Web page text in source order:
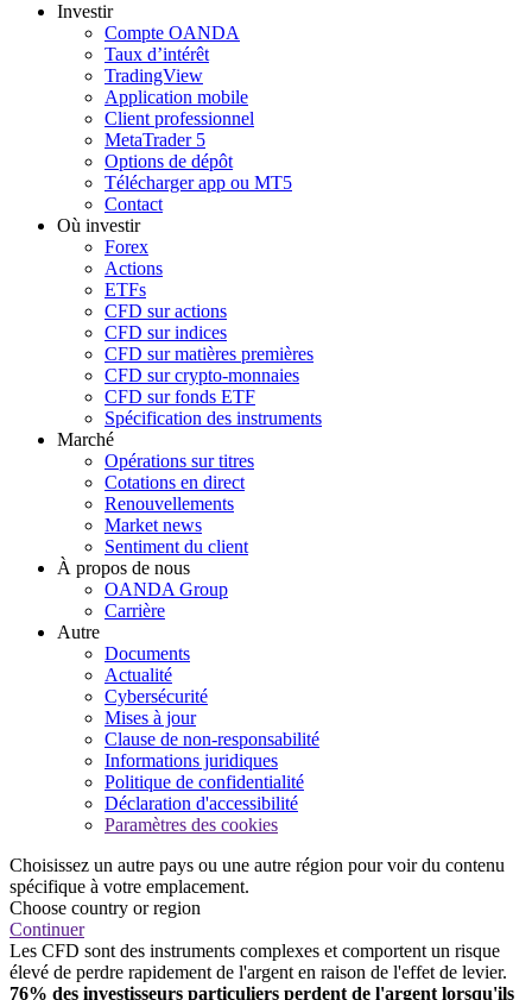
Investir
Compte OANDA
Taux d’intérêt
TradingView
Application mobile
Client professionnel
MetaTrader 5
Options de dépôt
Télécharger app ou MT5
Contact
Où investir
Forex
Actions
ETFs
CFD sur actions
CFD sur indices
CFD sur matières premières
CFD sur crypto-monnaies
CFD sur fonds ETF
Spécification des instruments
Marché
Opérations sur titres
Cotations en direct
Renouvellements
Market news
Sentiment du client
À propos de nous
OANDA Group
Carrière
Autre
Documents
Actualité
Cybersécurité
Mises à jour
Clause de non-responsabilité
Informations juridiques
Politique de confidentialité
Déclaration d'accessibilité
Paramètres des cookies
Choisissez un autre pays ou une autre région pour voir du contenu
spécifique à votre emplacement.
Choose country or region
Continuer
Les CFD sont des instruments complexes et comportent un risque
élevé de perdre rapidement de l'argent en raison de l'effet de levier.
76% des investisseurs particuliers perdent de l'argent lorsqu'ils